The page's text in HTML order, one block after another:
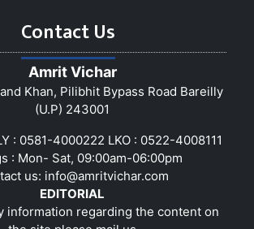
Contact Us
Amrit Vichar
Khan, Pilibhit Bypass Road Bareilly
(U.P) 243001
: 0581-4000222 LKO : 0522-4008111
: Mon- Sat, 09:00am-06:00pm
us: info@amritvichar.com
EDITORIAL
information regarding the content on